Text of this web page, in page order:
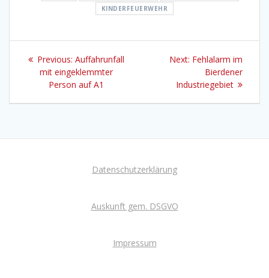
KINDERFEUERWEHR
Beitragsnavigation
Previous: Previous
post:
Auffahrunfall
mit eingeklemmter
Person auf A1
Next: Next
post:
Fehlalarm im
Bierdener
Industriegebiet
Datenschutzerklärung
Auskunft gem. DSGVO
Impressum